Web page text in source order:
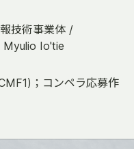
技術事業体 /
Io'tie
；コンペラ応募作